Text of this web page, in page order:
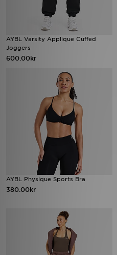
AYBL Varsity Applique Cuffed
Joggers
600.00kr
AYBL Physique Sports Bra
380.00kr